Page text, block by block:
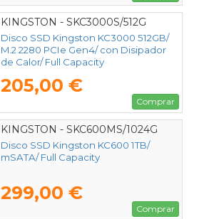
KINGSTON - SKC3000S/512G
Disco SSD Kingston KC3000 512GB/
M.2 2280 PCIe Gen4/ con Disipador
de Calor/ Full Capacity
205,00 €
Comprar
KINGSTON - SKC600MS/1024G
Disco SSD Kingston KC600 1TB/
mSATA/ Full Capacity
299,00 €
Comprar